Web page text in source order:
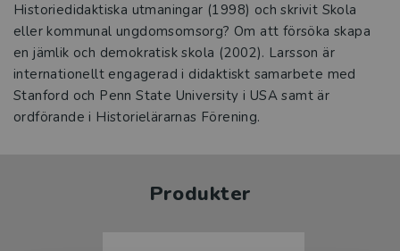
Historiedidaktiska utmaningar (1998) och skrivit Skola
eller kommunal ungdomsomsorg? Om att försöka skapa
en jämlik och demokratisk skola (2002). Larsson är
internationellt engagerad i didaktiskt samarbete med
Stanford och Penn State University i USA samt är
ordförande i Historielärarnas Förening.
Produkter